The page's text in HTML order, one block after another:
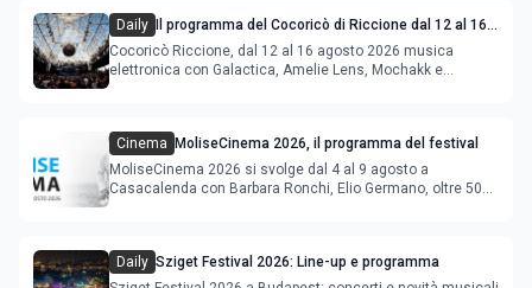
Daily
Il programma del Cocoricò di Riccione dal 12 al 16
agosto 2026
Cocoricò Riccione, dal 12 al 16 agosto 2026 musica
elettronica con Galactica, Amelie Lens, Mochakk e
Cinema
MoliseCinema 2026, il programma del festival
MoliseCinema 2026 si svolge dal 4 al 9 agosto a
Casacalenda con Barbara Ronchi, Elio Germano, oltre 50
Daily Sziget Festival 2026: Line-up e programma